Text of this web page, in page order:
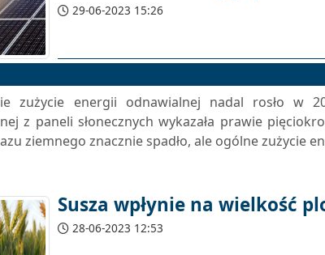
29-06-2023 15:26
zużycie energii odnawialnej nadal rosło w
z paneli słonecznych wykazała prawie
ziemnego znacznie spadło, ale ogólne zużycie
Susza wpłynie na wielkość
28-06-2023 12:53